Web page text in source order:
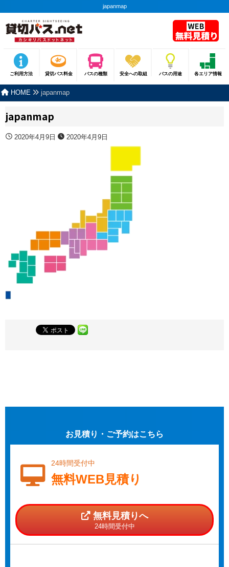
japanmap
ご利用方法 貸切バス料金 バスの種類 安全への取組 バスの用途 各エリア情報
HOME japanmap
japanmap
2020年4月9日 2020年4月9日
お見積り・ご予約はこちら
24時間受付中
無料WEB見積り
無料見積りへ
24時間受付中